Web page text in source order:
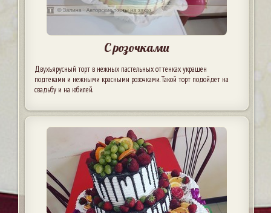
С розочками
Двухъярусный торт в нежных пастельных оттенках украшен
подтеками и нежными красными розочками. Такой торт подойдет на
свадьбу и на юбилей.